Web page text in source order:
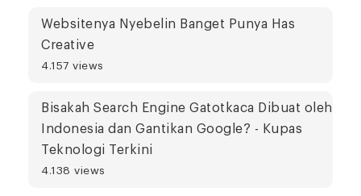
Websitenya Nyebelin Banget Punya Has
Creative
4.157 views
Bisakah Search Engine Gatotkaca Dibuat oleh
Indonesia dan Gantikan Google? - Kupas
Teknologi Terkini
4.138 views